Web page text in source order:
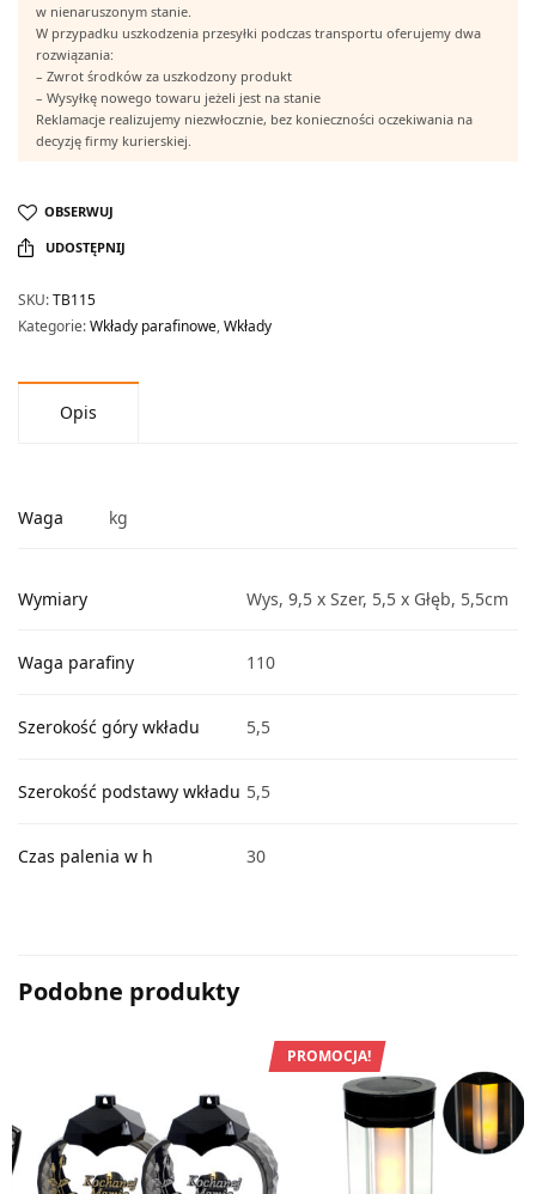
w nienaruszonym stanie.
W przypadku uszkodzenia przesyłki podczas transportu oferujemy dwa
rozwiązania:
– Zwrot środków za uszkodzony produkt
– Wysyłkę nowego towaru jeżeli jest na stanie
Reklamacje realizujemy niezwłocznie, bez konieczności oczekiwania na
decyzję firmy kurierskiej.
OBSERWUJ
UDOSTĘPNIJ
SKU:TB115
Kategorie:Wkłady parafinowe,Wkłady
Opis
Waga kg
Wymiary Wys, 9,5 x Szer, 5,5 x Głęb, 5,5cm
Waga parafiny 110
Szerokość góry wkładu 5,5
Szerokość podstawy wkładu 5,5
Czas palenia w h 30
Podobne produkty
PROMOCJA!